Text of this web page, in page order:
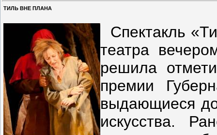
ТИЛЬ ВНЕ ПЛАНА
Спектакль
театра
решила
премии
выдающиеся
искусства.